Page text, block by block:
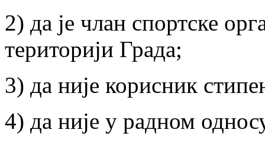
2) да је члан спортске
територији Града;
3) да није корисник
4) да није у радном